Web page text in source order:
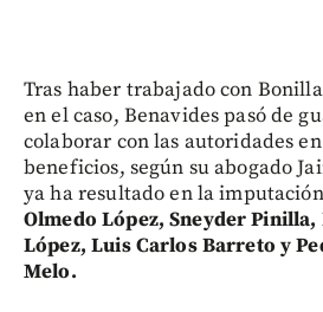
Tras haber trabajado con
en el caso, Benavides pasó de
colaborar con las autoridades
beneficios, según su abogado
ya ha resultado en la
Olmedo López, Sneyder
López, Luis Carlos Barreto y
Melo.